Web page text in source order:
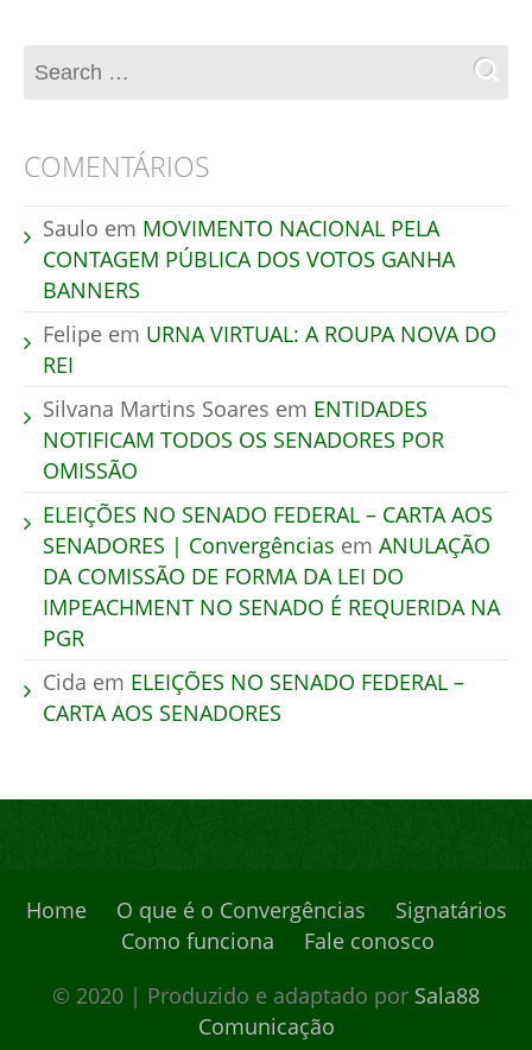
COMENTÁRIOS
Saulo em MOVIMENTO NACIONAL PELA
CONTAGEM PÚBLICA DOS VOTOS GANHA
BANNERS
Felipe em URNA VIRTUAL: A ROUPA NOVA DO
REI
Silvana Martins Soares em ENTIDADES
NOTIFICAM TODOS OS SENADORES POR
OMISSÃO
ELEIÇÕES NO SENADO FEDERAL – CARTA AOS
SENADORES | Convergências em ANULAÇÃO
DA COMISSÃO DE FORMA DA LEI DO
IMPEACHMENT NO SENADO É REQUERIDA NA
PGR
Cida em ELEIÇÕES NO SENADO FEDERAL –
CARTA AOS SENADORES
Home O que é o Convergências
Signatários
Como funciona
Fale conosco
© 2020 | Produzido e adaptado por Sala88
Comunicação